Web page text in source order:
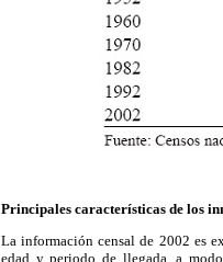
Principales características de los
La información censal de 2002 es
edad y periodo de llegada, a